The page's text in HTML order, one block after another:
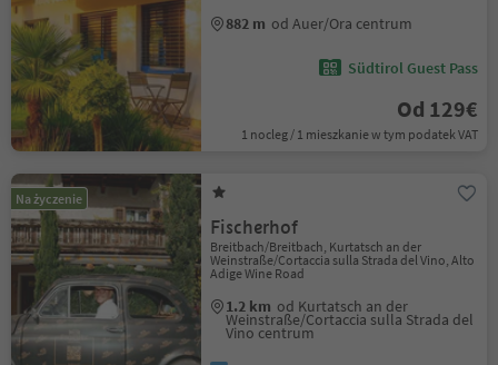
882 m od Auer/Ora centrum
Südtirol Guest Pass
Od 129€
1 nocleg / 1 mieszkanie w tym podatek VAT
Na życzenie
Fischerhof
Breitbach/Breitbach, Kurtatsch an der
Weinstraße/Cortaccia sulla Strada del Vino, Alto
Adige Wine Road
1.2 km od Kurtatsch an der
Weinstraße/Cortaccia sulla Strada del
Vino centrum